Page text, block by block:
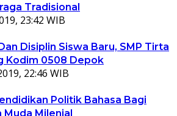
Tradisional
23:42 WIB
Disiplin Siswa Baru, SMP Tirta
Kodim 0508 Depok
22:46 WIB
Politik Bahasa Bagi
Milenial